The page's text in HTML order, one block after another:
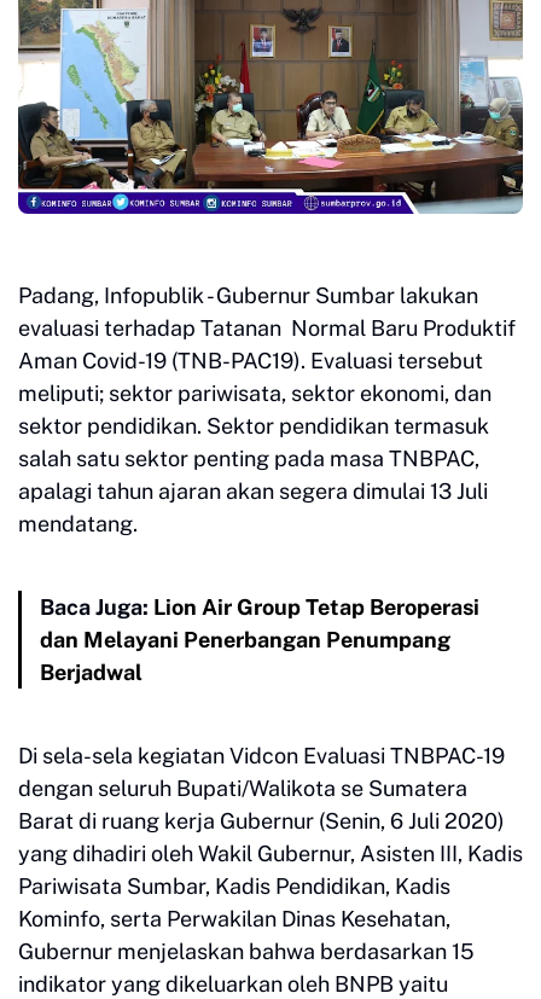
Padang, Infopublik - Gubernur Sumbar lakukan
evaluasi terhadap Tatanan Normal Baru Produktif
Aman Covid-19 (TNB-PAC19). Evaluasi tersebut
meliputi; sektor pariwisata, sektor ekonomi, dan
sektor pendidikan. Sektor pendidikan termasuk
salah satu sektor penting pada masa TNBPAC,
apalagi tahun ajaran akan segera dimulai 13 Juli
mendatang.
Baca Juga: Lion Air Group Tetap Beroperasi
dan Melayani Penerbangan Penumpang
Berjadwal
Di sela-sela kegiatan Vidcon Evaluasi TNBPAC-19
dengan seluruh Bupati/Walikota se Sumatera
Barat di ruang kerja Gubernur (Senin, 6 Juli 2020)
yang dihadiri oleh Wakil Gubernur, Asisten III, Kadis
Pariwisata Sumbar, Kadis Pendidikan, Kadis
Kominfo, serta Perwakilan Dinas Kesehatan,
Gubernur menjelaskan bahwa berdasarkan 15
indikator yang dikeluarkan oleh BNPB yaitu